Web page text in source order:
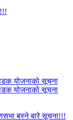
योजनाको सूचना
योजनाको सूचना
बस्ने बारे सूचना!!!